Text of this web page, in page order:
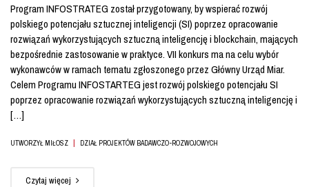
Program INFOSTRATEG został przygotowany, by wspierać rozwój
polskiego potencjału sztucznej inteligencji (SI) poprzez opracowanie
rozwiązań wykorzystujących sztuczną inteligencję i blockchain, mających
bezpośrednie zastosowanie w praktyce. VII konkurs ma na celu wybór
wykonawców w ramach tematu zgłoszonego przez Główny Urząd Miar.
Celem Programu INFOSTARTEG jest rozwój polskiego potencjału SI
poprzez opracowanie rozwiązań wykorzystujących sztuczną inteligencję i
[…]
UTWORZYŁ MIŁOSZ | DZIAŁ PROJEKTÓW BADAWCZO-ROZWOJOWYCH
Czytaj więcej